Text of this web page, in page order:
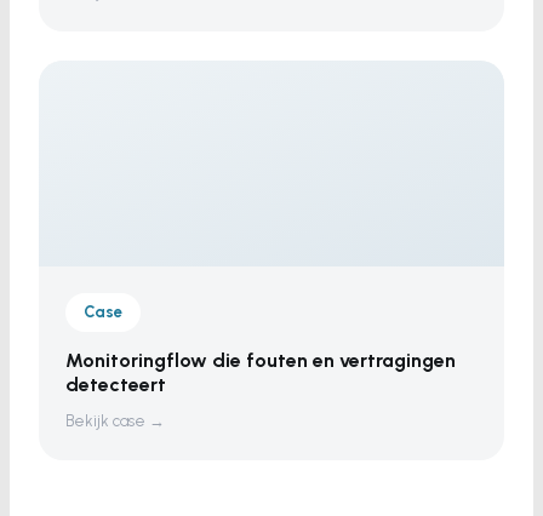
Case
Monitoringflow die fouten en vertragingen
detecteert
Bekijk case →